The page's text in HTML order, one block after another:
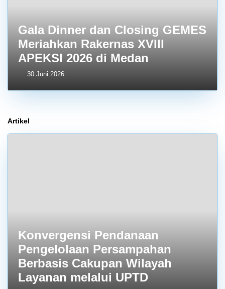
Gala Dinner dan Closing GEMES
Meriahkan Rakernas XVIII
APEKSI 2026 di Medan
30 Juni 2026
Artikel
Konvergensi Pendanaan
Pengelolaan Persampahan
Berbasis Cakupan Wilayah
Layanan melalui UPTD